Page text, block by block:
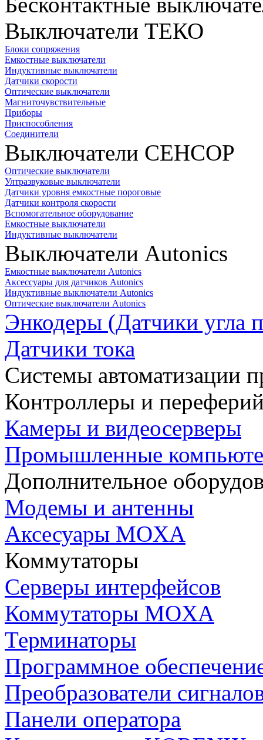
Выключатели ТЕКО
Блоки сопряжения
Емкостные выключатели
Индуктивные выключатели
Датчики скорости
Оптические выключатели
Магниточувствительные
Приборы
Приспособления
Соединители
Выключатели СЕНСОР
Оптические выключатели
Ултразвуковые выключатели
Датчики уровня емкостные пороговые
Датчики контроля скорости
Вспомогательное оборудование
Емкостные выключатели
Индуктивные выключатели
Выключатели Autonics
Емкостные выключатели Autonics
Аксессуары для датчиков Autonics
Индуктивные выключатели Autonics
Оптические выключатели Autonics
Энкодеры (Датчики угла
Датчики тока
Системы автоматизации
Контроллеры и
Камеры и видеосерверы
Промышленные
Дополнительное
Модемы и антенны
Аксесуары MOXA
Коммутаторы
Серверы интерфейсов
Коммутаторы MOXA
Терминаторы
Программное
Преобразователи
Панели оператора